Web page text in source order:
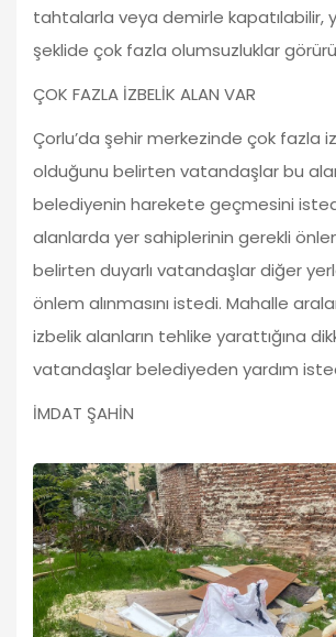
tahtalarla veya demirle kapatılabilir,
şeklide çok fazla olumsuzluklar
ÇOK FAZLA İZBELİK ALAN VAR
Çorlu’da şehir merkezinde çok fazla
olduğunu belirten vatandaşlar bu
belediyenin harekete geçmesini
alanlarda yer sahiplerinin gerekli
belirten duyarlı vatandaşlar diğer
önlem alınmasını istedi. Mahalle
izbelik alanların tehlike yarattığına
vatandaşlar belediyeden yardım
İMDAT ŞAHİN